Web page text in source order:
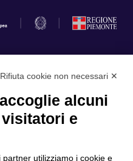
Rifiuta cookie non necessari ✕
alcuni
e
utilizziamo i cookie e